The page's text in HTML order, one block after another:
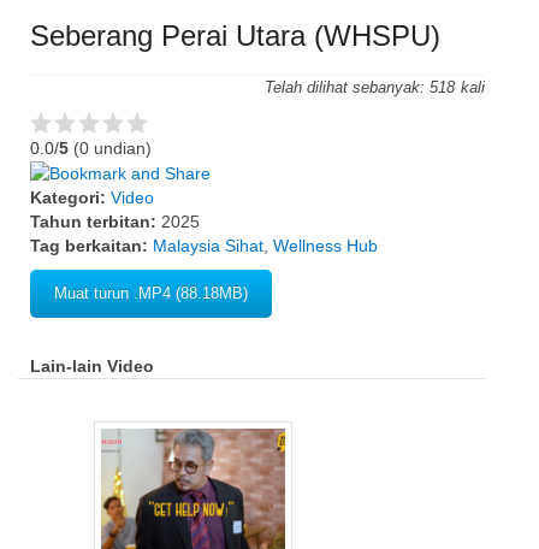
Seberang Perai Utara (WHSPU)
Telah dilihat sebanyak: 518
0.0/5 (0 undian)
Kategori: Video
Tahun terbitan: 2025
Tag berkaitan: Malaysia Sihat, Wellness Hub
Muat turun .MP4 (88.18MB)
Lain-lain Video